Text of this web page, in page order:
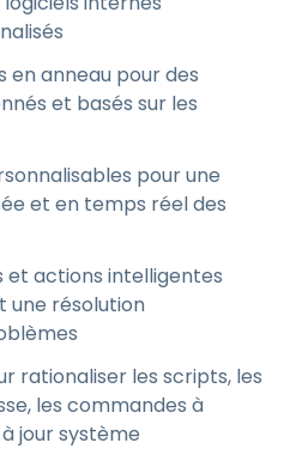
en anneau pour des
et basés sur les
pour une
et en temps réel des
actions intelligentes
une résolution
rationaliser les scripts, les
les commandes à
jour système